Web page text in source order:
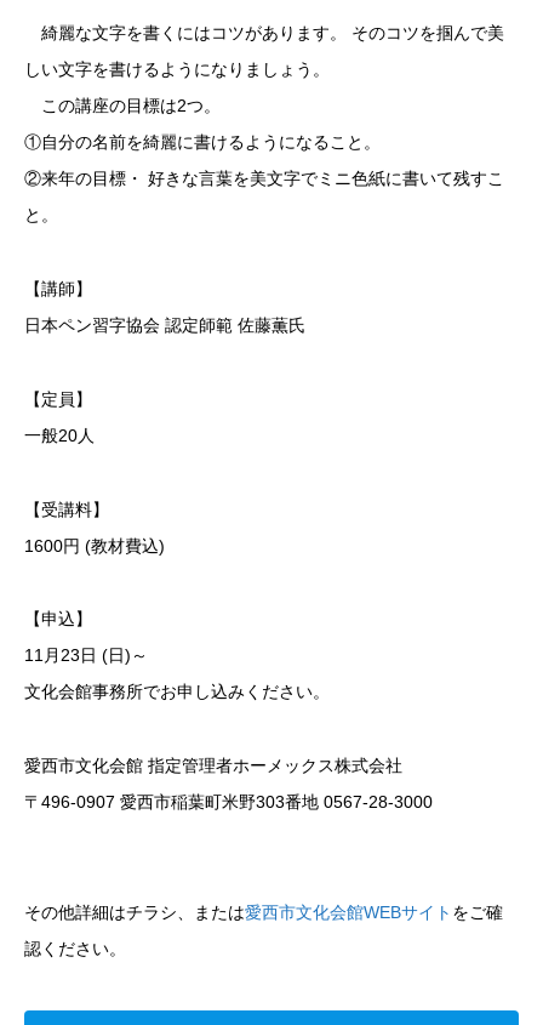
綺麗な文字を書くにはコツがあります。 そのコツを掴んで美
しい文字を書けるようになりましょう。
この講座の目標は2つ。
①自分の名前を綺麗に書けるようになること。
②来年の目標・ 好きな言葉を美文字でミニ色紙に書いて残すこ
と。
【講師】
日本ペン習字協会 認定師範 佐藤薫氏
【定員】
一般20人
【受講料】
1600円 (教材費込)
【申込】
11月23日 (日)～
文化会館事務所でお申し込みください。
愛西市文化会館 指定管理者ホーメックス株式会社
〒496-0907 愛西市稲葉町米野303番地 0567-28-3000
その他詳細はチラシ、または愛西市文化会館WEBサイト をご確
認ください。